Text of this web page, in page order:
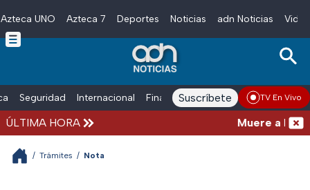
Skip to main content
Azteca UNO Azteca 7 Deportes Noticias adn Noticias
Seguridad Internacional Finanzas adn Noticias Radio
Suscríbete TV En Vivo
ÚLTIMA HORA Muere a los
/ Trámites / Nota